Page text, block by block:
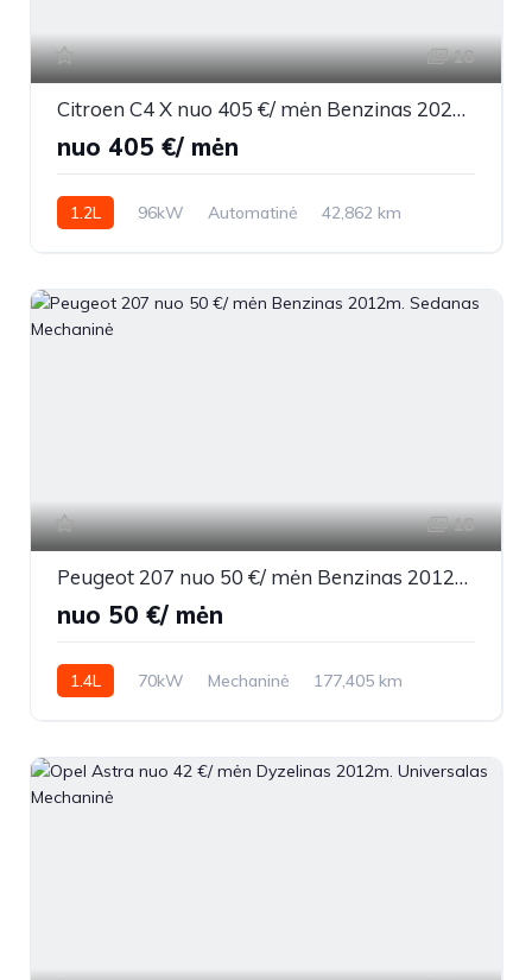
18
Citroen C4 X nuo 405 €/ mėn Benzinas 2023m. Sedanas Automatinė
nuo 405 €/ mėn
1.2L 96kW Automatinė
42,862 km
18
Peugeot 207 nuo 50 €/ mėn Benzinas 2012m. Sedanas Mechaninė
nuo 50 €/ mėn
1.4L 70kW Mechaninė
177,405 km